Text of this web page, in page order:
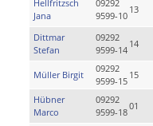
Hellfritzsch
Jana
09292
9599-10
13
Dittmar
Stefan
09292
9599-14
14
Müller Birgit
09292
9599-15
15
Hübner
Marco
09292
9599-18
01